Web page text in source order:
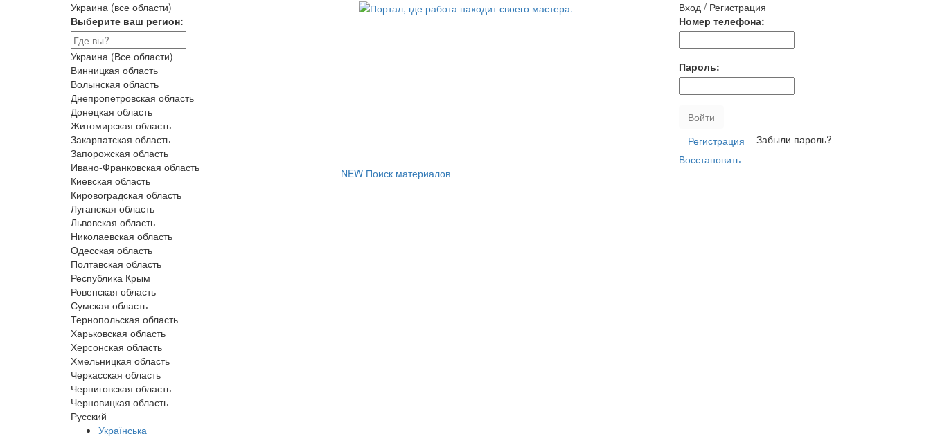
Украина (все области)
Выберите ваш регион:
Украина (Все области)
Винницкая область
Волынская область
Днепропетровская область
Донецкая область
Житомирская область
Закарпатская область
Запорожская область
Ивано-Франковская область
Киевская область
Кировоградская область
Луганская область
Львовская область
Николаевская область
Одесская область
Полтавская область
Республика Крым
Ровенская область
Сумская область
Тернопольская область
Харьковская область
Херсонская область
Хмельницкая область
Черкасская область
Черниговская область
Черновицкая область
Русский
Українська
Вход / Регистрация
Номер телефона:
Пароль:
Войти
Регистрация
Забыли пароль?
Восстановить
NEW Поиск материалов